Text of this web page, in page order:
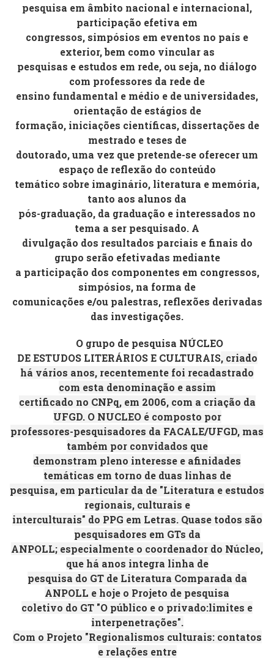
pesquisa em âmbito nacional e internacional,
participação efetiva em
congressos, simpósios em eventos no país e
exterior, bem como vincular as
pesquisas e estudos em rede, ou seja, no diálogo
com professores da rede de
ensino fundamental e médio e de universidades,
orientação de estágios de
formação, iniciações científicas, dissertações de
mestrado e teses de
doutorado, uma vez que pretende-se oferecer um
espaço de reflexão do conteúdo
temático sobre imaginário, literatura e memória,
tanto aos alunos da
pós-graduação, da graduação e interessados no
tema a ser pesquisado. A
divulgação dos resultados parciais e finais do
grupo serão efetivadas mediante
a participação dos componentes em congressos,
simpósios, na forma de
comunicações e/ou palestras, reflexões derivadas
das investigações.
O grupo de pesquisa NÚCLEO
DE ESTUDOS LITERÁRIOS E CULTURAIS, criado
há vários anos, recentemente foi recadastrado
com esta denominação e assim
certificado no CNPq, em 2006, com a criação da
UFGD. O NUCLEO é composto por
professores-pesquisadores da FACALE/UFGD, mas
também por convidados que
demonstram pleno interesse e afinidades
temáticas em torno de duas linhas de
pesquisa, em particular da de "Literatura e estudos
regionais, culturais e
interculturais" do PPG em Letras. Quase todos são
pesquisadores em GTs da
ANPOLL; especialmente o coordenador do Núcleo,
que há anos integra linha de
pesquisa do GT de Literatura Comparada da
ANPOLL e hoje o Projeto de pesquisa
coletivo do GT "O público e o privado:limites e
interpenetrações".
Com o Projeto "Regionalismos culturais: contatos
e relações entre